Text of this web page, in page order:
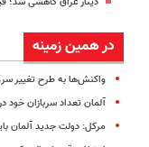
در همین زمینه
واکنش‌ها به طرح تغییر
آلمان تعداد سربازان خود
مرکل: دولت جدید آلمان